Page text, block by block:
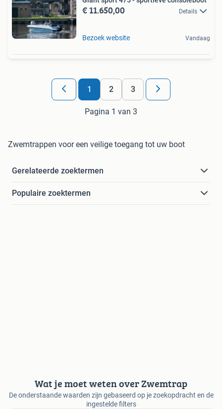
€ 11.650,00 Details
Bezoek website Vandaag
1 2 3
Pagina 1 van 3
Zwemtrappen voor een veilige toegang tot uw boot
Gerelateerde zoektermen
Populaire zoektermen
Wat je moet weten over Zwemtrap
De onderstaande waarden zijn gebaseerd op je zoekopdracht en de
ingestelde filters